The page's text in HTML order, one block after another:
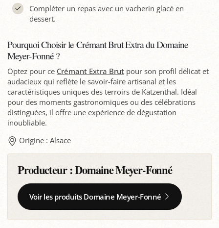
Compléter un repas avec un vacherin glacé en
dessert.
Pourquoi Choisir le Crémant Brut Extra du Domaine
Meyer-Fonné ?
Optez pour ce Crémant Extra Brut pour son profil délicat et
audacieux qui reflète le savoir-faire artisanal et les
caractéristiques uniques des terroirs de Katzenthal. Idéal
pour des moments gastronomiques ou des célébrations
distinguées, il offre une expérience de dégustation
inoubliable.
Origine : Alsace
Producteur :Domaine Meyer-Fonné
Voir les produits Domaine Meyer-Fonné